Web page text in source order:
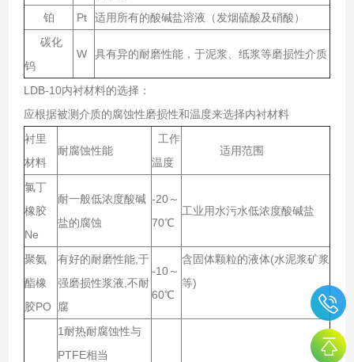
铂
Pt
适用所有的酸碱盐溶液（发烟硫酸及硝酸）
碳化
钨
W 具有异的耐磨性能，于泥浆、纸浆等磨损性介质
LDB-10内衬材料的选择：
应根据被测介质的腐蚀性磨损性和温度来选择内衬材料
衬里
材料
耐腐蚀性能
工作
温度
适用范围
氯丁
橡胶
Ne
耐一般低浓度酸碱
盐的腐蚀
-20～
70℃
工业用水污水低浓度酸碱盐
聚氨
酯橡
胶PO
有好的耐磨性能,于
强磨损性浆液,不耐
腐
-10～
60℃
含固体颗粒的液体(水泥浆矿浆
等)
1耐热耐腐蚀性与
PTFE相当